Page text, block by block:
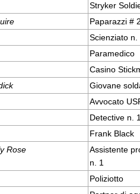
Stryker
Paparazzi #
Scienziato n.
Paramedico
Casino
Giovane
Avvocato
Detective n.
Frank Black
Rose
Assistente
n. 1
Poliziotto